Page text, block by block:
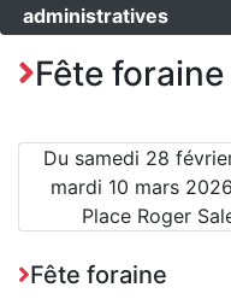
administratives
Fête foraine
Du samedi 28
mardi 10 mars
Place Roger
Fête foraine